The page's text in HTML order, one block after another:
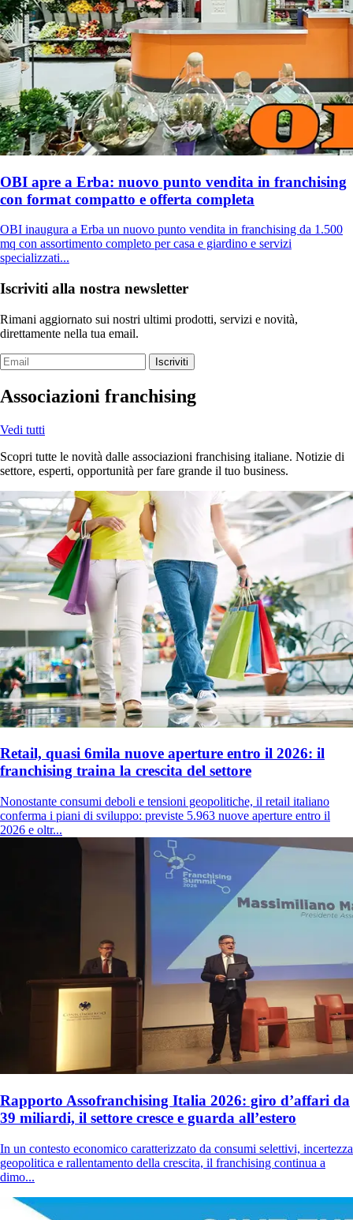
OBI apre a Erba: nuovo punto vendita in franchising
con format compatto e offerta completa
OBI inaugura a Erba un nuovo punto vendita in franchising da 1.500
mq con assortimento completo per casa e giardino e servizi
specializzati...
Iscriviti alla nostra newsletter
Rimani aggiornato sui nostri ultimi prodotti, servizi e novità,
direttamente nella tua email.
Iscriviti
Associazioni franchising
Vedi tutti
Scopri tutte le novità dalle associazioni franchising italiane. Notizie di
settore, esperti, opportunità per fare grande il tuo business.
Retail, quasi 6mila nuove aperture entro il 2026: il
franchising traina la crescita del settore
Nonostante consumi deboli e tensioni geopolitiche, il retail italiano
conferma i piani di sviluppo: previste 5.963 nuove aperture entro il
2026 e oltr...
Rapporto Assofranchising Italia 2026: giro d’affari da
39 miliardi, il settore cresce e guarda all’estero
In un contesto economico caratterizzato da consumi selettivi, incertezza
geopolitica e rallentamento della crescita, il franchising continua a
dimo...